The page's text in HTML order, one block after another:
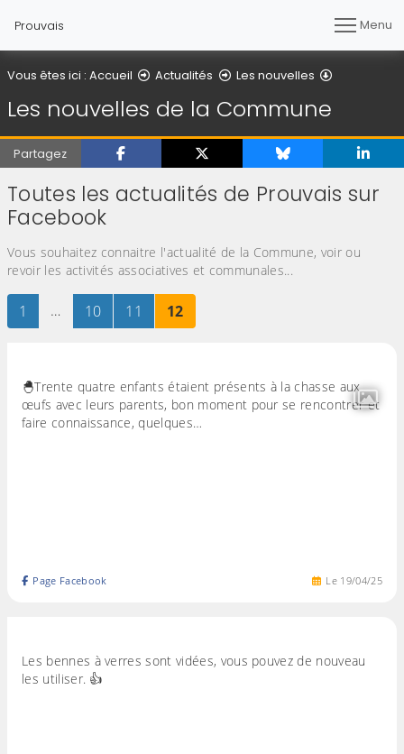
Prouvais Menu
Vous êtes ici : Accueil Actualités Les nouvelles
Les nouvelles de la Commune
Partagez
Toutes les actualités de Prouvais sur
Facebook
Vous souhaitez connaitre l'actualité de la Commune, voir ou
revoir les activités associatives et communales...
Page
1 sur 12
… Page
10sur 12
Page
11 sur 12
Page
12sur 12
🐣Trente quatre enfants étaient présents à la chasse aux
œufs avec leurs parents, bon moment pour se rencontrer et
faire connaissance, quelques…
Le 19/04/25
Page Facebook
Les bennes à verres sont vidées, vous pouvez de nouveau
les utiliser. 👍